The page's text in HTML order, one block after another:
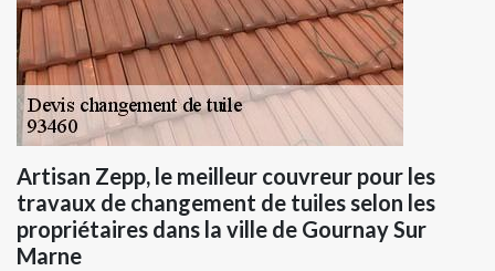
Artisan Zepp, le meilleur couvreur pour les
travaux de changement de tuiles selon les
propriétaires dans la ville de Gournay Sur
Marne